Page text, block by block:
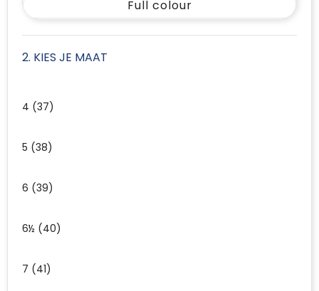
Full colour
2. KIES JE MAAT
4 (37)
5 (38)
6 (39)
6½ (40)
7 (41)